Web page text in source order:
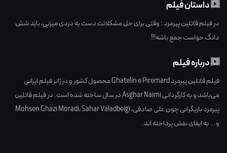
داستان فیلم
در فیلم قاتلین پیرمرد : وقتی برای حل مشکلاتت دست به دزدی میزنی، باید شش
دانگ حواست جمع باشه!!!
درباره فیلم
فیلم قاتلین پیرمرد Ghatelin e Piremard محصول کشور و در ژانر
فیلم ایرانی
می‌باشد و به کارگردانیAsghar Naimiدر سال ساخته شده است. در فیلم قاتلین
پیرمرد بازیگرانی چونعلی صادقی، Mohsen Ghazi Moradi،Sahar Valadbeigi
و... به ایفای نقش پرداخته اند.